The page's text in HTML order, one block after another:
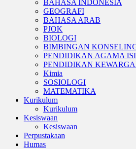
BAHASA INDONESIA
GEOGRAFI
BAHASA ARAB
PJOK
BIOLOGI
BIMBINGAN
PENDIDIKAN AGAMA
PENDIDIKAN
Kimia
SOSIOLOGI
MATEMATIKA
Kurikulum
Kurikulum
Kesiswaan
Kesiswaan
Perpustakaan
Humas